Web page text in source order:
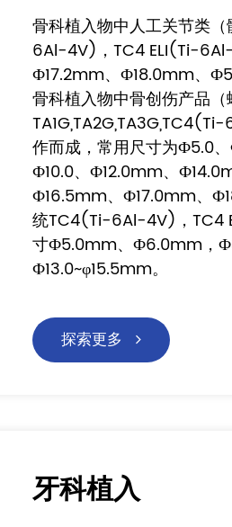
骨科植入物中人工关节类
6Al-4V)，TC4 ELI(Ti-
Ф17.2mm、Ф18.0mm、
骨科植入物中骨创伤产品
作而成，常用尺寸为Ф5.0
Ф10.0、Ф12.0mm、
Ф16.5mm、Ф17.0mm、
统TC4(Ti-6Al-4V)，TC4
寸Ф5.0mm、Ф6.0mm，
Ф13.0~φ15.5mm。
探索更多
牙科植入